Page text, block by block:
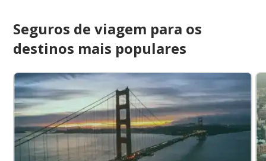
Seguros de viagem para os
destinos mais populares